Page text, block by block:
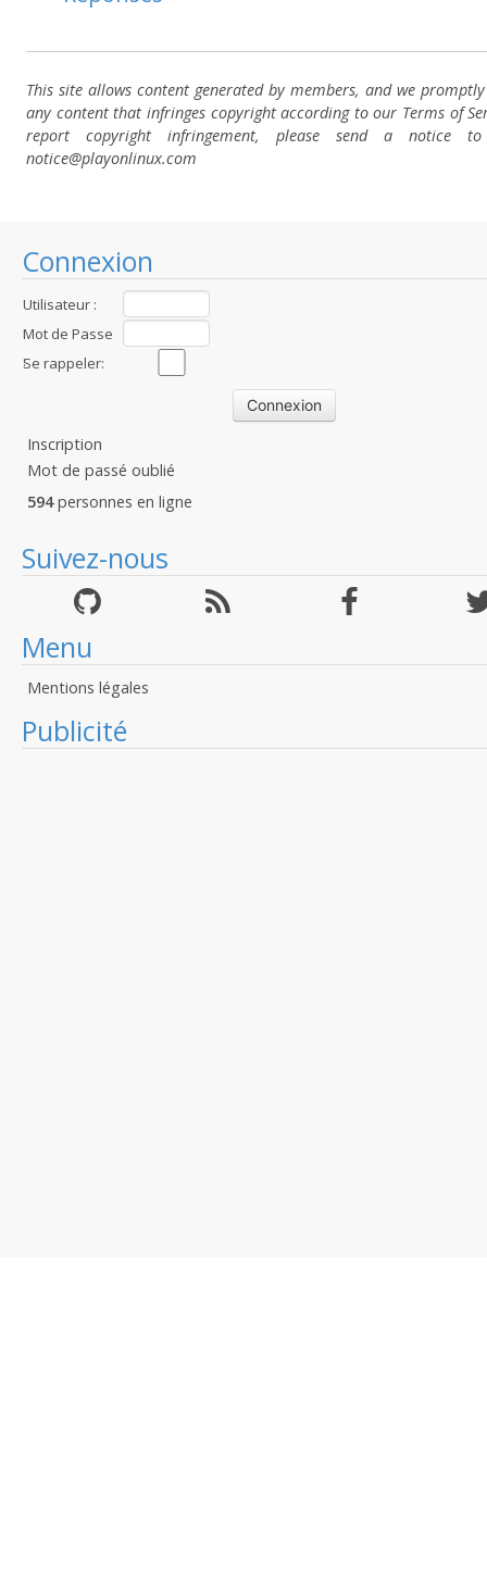
Connexion
Utilisateur :
Mot de Passe
:Se rappeler:
Inscription
Mot de passé oublié
594personnes en ligne
Suivez-nous
Menu
Mentions légales
Publicité
This site allows content generated by members, and we
any content that infringes copyright according to our Terms of
report copyright infringement, please send a notice
notice@playonlinux.com